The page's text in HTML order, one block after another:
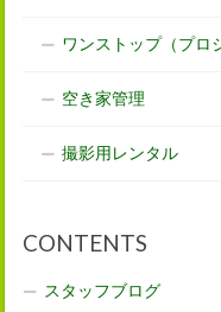
ワンストップ（プロ
空き家管理
撮影用レンタル
CONTENTS
スタッフブログ